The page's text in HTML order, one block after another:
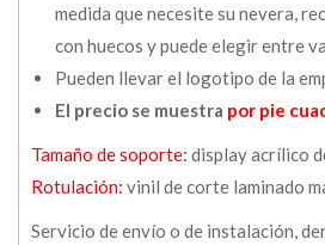
medida que necesite su nevera,
con huecos y puede elegir entre
Pueden llevar el logotipo de la
El precio se muestra por pie
Tamaño de soporte: display acrílico
Rotulación: vinil de corte laminado
Servicio de envío o de instalación,